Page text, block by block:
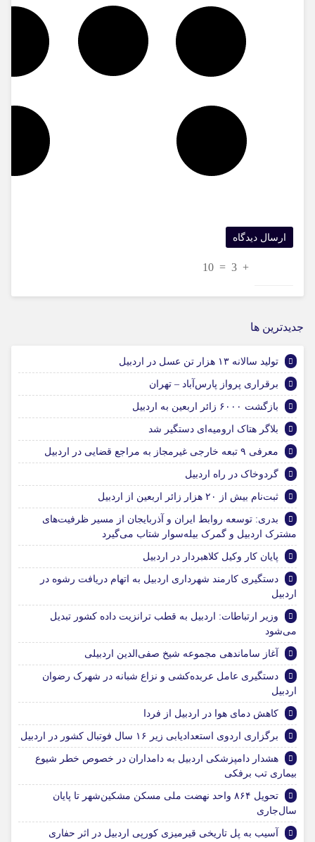
+
3
=
10
جديدترين ها
تولید سالانه ۱۳ هزار تن عسل در اردبیل
برقراری پرواز پارس‌آباد – تهران
بازگشت ۶۰۰۰ زائر اربعین به اردبیل
بلاگر هتاک ارومیه‌ای دستگیر شد
معرفی ۹ تبعه خارجی غیرمجاز به مراجع قضایی در اردبیل
گردوخاک در راه اردبیل
ثبت‌نام بیش از ۲۰ هزار زائر اربعین از اردبیل
بدری: توسعه روابط ایران و آذربایجان از مسیر ظرفیت‌های
مشترک اردبیل و گمرک بیله‌سوار شتاب می‌گیرد
پایان کار وکیل کلاهبردار در اردبیل
دستگیری کارمند شهرداری اردبیل به اتهام دریافت رشوه در
اردبیل
وزیر ارتباطات: اردبیل به قطب ترانزیت داده کشور تبدیل
می‌شود
آغاز ساماندهی مجموعه شیخ صفی‌الدین اردبیلی
دستگیری عامل عربده‌کشی و نزاع شبانه در شهرک رضوان
اردبیل
کاهش دمای هوا در اردبیل از فردا
برگزاری اردوی استعدادیابی زیر ۱۶ سال فوتبال کشور در اردبیل
هشدار دامپزشکی اردبیل به دامداران در خصوص خطر شیوع
بیماری تب برفکی
تحویل ۸۶۴ واحد نهضت ملی مسکن مشکین‌شهر تا پایان
سال‌جاری
آسیب به پل تاریخی قیرمیزی کورپی اردبیل در اثر حفاری